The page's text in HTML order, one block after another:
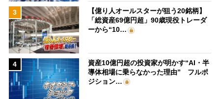
3
【億り人オールスターが狙う20銘柄】
「総資産69億円超」90歳現役トレーダ
ーから“10…
4
資産10億円超の投資家が明かす“AI・半
導体相場に乗らなかった理由” フルポ
ジション…